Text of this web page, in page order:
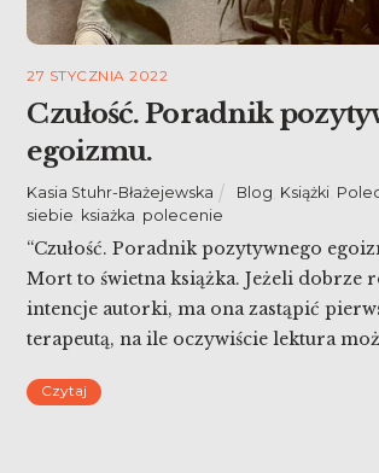
27 STYCZNIA 2022
Czułość. Poradnik
egoizmu.
Kasia Stuhr-Błażejewska Blog Książki
siebie ksiażka polecenie
“Czułość. Poradnik pozytywnego
Mort to świetna książka. Jeżeli dobrze
intencje autorki, ma ona zastąpić
terapeutą, na ile oczywiście lektura
zbiór poleceń książkowych, rad,
Czytaj